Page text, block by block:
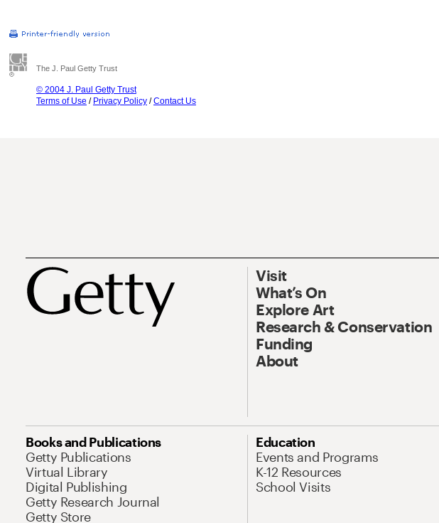
The J. Paul Getty Trust
© 2004 J. Paul Getty Trust
Terms of Use / Privacy Policy /Contact Us
Visit
What’s On
Explore Art
Research & Conservation
Funding
About
Books and Publications
Getty Publications
Virtual Library
Digital Publishing
Getty Research Journal
Getty Store
Education
Events and Programs
K-12 Resources
School Visits